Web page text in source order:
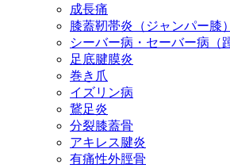
成長痛
膝蓋靭帯炎（ジャンパー膝）
シーバー病・セーバー病（
足底腱膜炎
巻き爪
イズリン病
鵞足炎
分裂膝蓋骨
アキレス腱炎
有痛性外脛骨